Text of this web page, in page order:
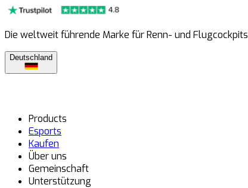
Die weltweit führende Marke für Renn- und Flugcockpits
Deutschland
Products
Esports
Kaufen
Über uns
Gemeinschaft
Unterstützung